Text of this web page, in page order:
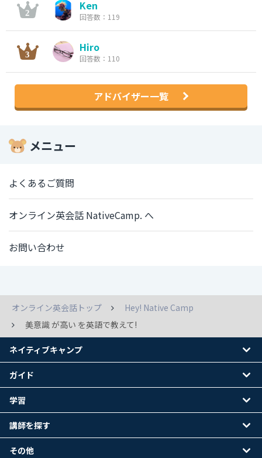
Ken
回答数：119
Hiro
回答数：110
アドバイザー一覧
メニュー
よくあるご質問
オンライン英会話 NativeCamp. へ
お問い合わせ
オンライン英会話トップ
Hey! Native Camp
美意識 が高い を英語で教えて!
ネイティブキャンプ
ガイド
学習
講師を探す
その他